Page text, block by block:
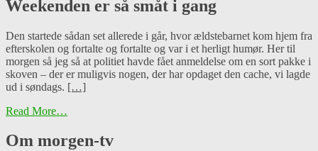
Weekenden er så småt i gang
Den startede sådan set allerede i går, hvor ældstebarnet kom hjem fra
efterskolen og fortalte og fortalte og var i et herligt humør. Her til
morgen så jeg så at politiet havde fået anmeldelse om en sort pakke i
skoven – der er muligvis nogen, der har opdaget den cache, vi lagde
ud i søndags. […]
Read More…
Om morgen-tv